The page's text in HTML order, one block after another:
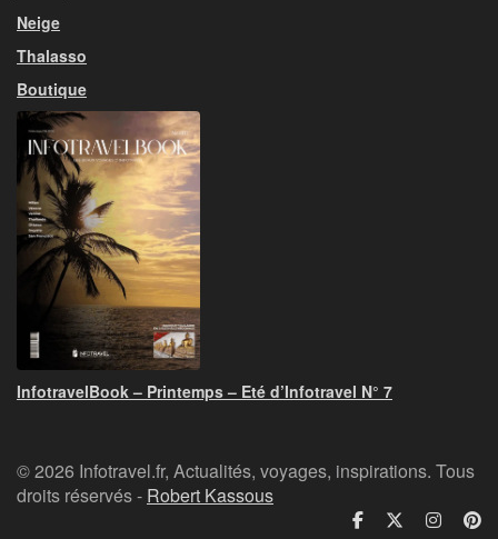
Neige
Thalasso
Boutique
InfotravelBook – Printemps – Eté d’Infotravel N° 7
© 2026 Infotravel.fr, Actualités, voyages, inspirations. Tous
droits réservés - Robert Kassous